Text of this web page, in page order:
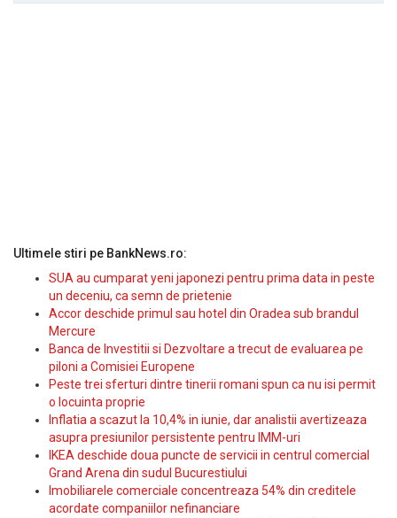
Ultimele stiri pe BankNews.ro:
SUA au cumparat yeni japonezi pentru prima data in peste
un deceniu, ca semn de prietenie
Accor deschide primul sau hotel din Oradea sub brandul
Mercure
Banca de Investitii si Dezvoltare a trecut de evaluarea pe
piloni a Comisiei Europene
Peste trei sferturi dintre tinerii romani spun ca nu isi permit
o locuinta proprie
Inflatia a scazut la 10,4% in iunie, dar analistii avertizeaza
asupra presiunilor persistente pentru IMM-uri
IKEA deschide doua puncte de servicii in centrul comercial
Grand Arena din sudul Bucurestiului
Imobiliarele comerciale concentreaza 54% din creditele
acordate companiilor nefinanciare